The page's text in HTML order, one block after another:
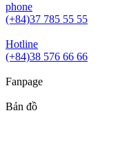
phone
(+84)37 785 55 55
Hotline
(+84)38 576 66 66
Fanpage
Bản đồ